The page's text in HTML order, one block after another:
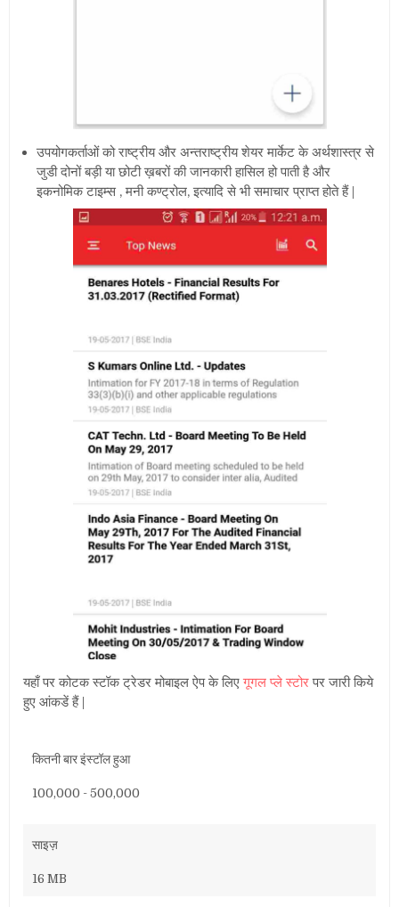
उपयोगकर्ताओं को राष्ट्रीय और अन्तराष्ट्रीय शेयर मार्केट के अर्थशास्त्र से
जुडी दोनों बड़ी या छोटी ख़बरों की जानकारी हासिल हो पाती है और
इकनोमिक टाइम्स , मनी कण्ट्रोल, इत्यादि से भी समाचार प्राप्त होते हैं |
यहाँ पर कोटक स्टॉक ट्रेडर मोबाइल ऐप के लिएगूगल प्ले स्टोरपर जारी किये
हुए आंकडें हैं |
कितनी बार इंस्टॉल हुआ
100,000 - 500,000
साइज़
16 MB